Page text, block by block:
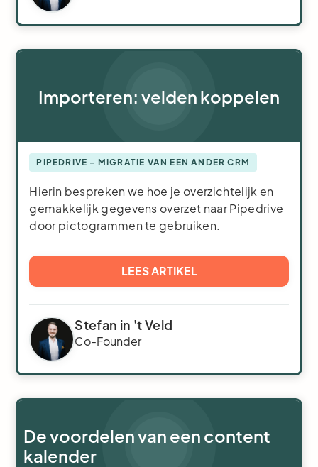
Importeren: velden koppelen
PIPEDRIVE - MIGRATIE VAN EEN ANDER CRM
Hierin bespreken we hoe je overzichtelijk en
gemakkelijk gegevens overzet naar Pipedrive
door pictogrammen te gebruiken.
LEES ARTIKEL
Stefan in 't Veld
Co-Founder
De voordelen van een content
kalender